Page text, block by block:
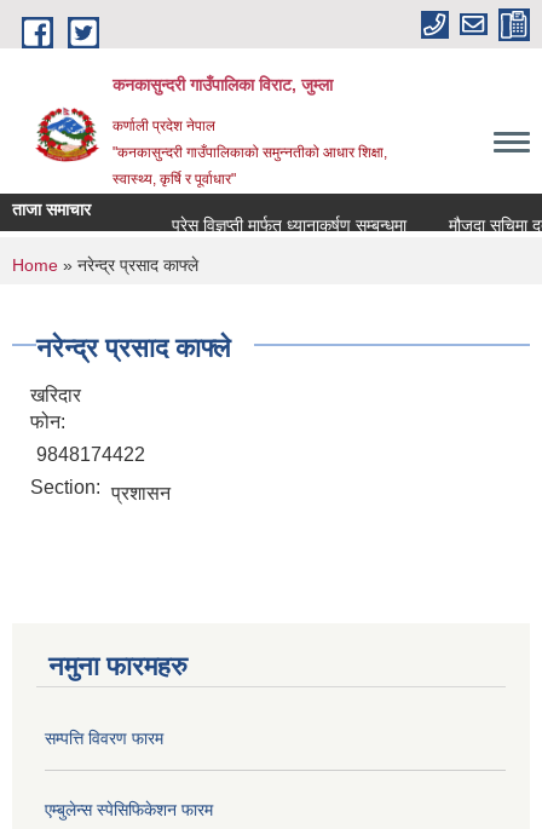
Skip to main content
कनकासुन्दरी गाउँपालिका विराट, जुम्ला
कर्णाली प्रदेश नेपाल
"कनकासुन्दरी गाउँपालिकाको समुन्नतीको आधार शिक्षा,
स्वास्थ्य, कृर्षि र पूर्वाधार"
ताजा समाचार
प्रेस विज्ञप्ती मार्फत ध्यानाकर्षण सम्बन्धमा
मौजुदा सुचिमा
You are here
Home » नरेन्द्र प्रसाद काफ्ले
नरेन्द्र प्रसाद काफ्ले
खरिदार
फोन:
9848174422
Section: प्रशासन
नमुना फारमहरु
सम्पत्ति विवरण फारम
एम्बुलेन्स स्पेसिफिकेशन फारम